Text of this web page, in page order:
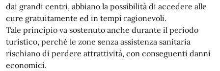
dai grandi centri, abbiano la possibilità di accedere alle
cure gratuitamente ed in tempi ragionevoli.
Tale principio va sostenuto anche durante il periodo
turistico, perché le zone senza assistenza sanitaria
rischiano di perdere attrattività, con conseguenti danni
economici.